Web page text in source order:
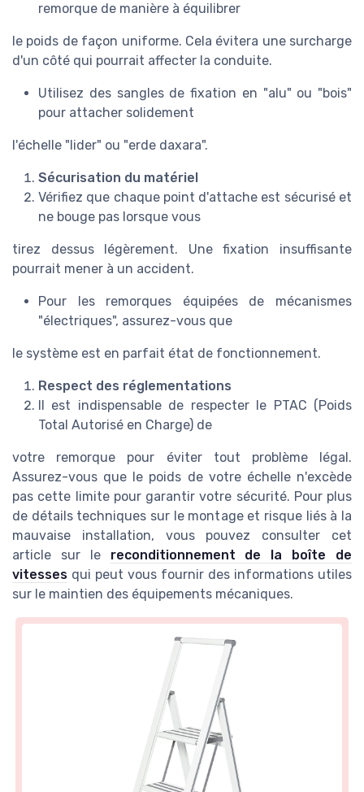
remorque de manière à équilibrer
le poids de façon uniforme. Cela évitera une surcharge
d'un côté qui pourrait affecter la conduite.
Utilisez des sangles de fixation en "alu" ou "bois"
pour attacher solidement
l'échelle "lider" ou "erde daxara".
Sécurisation du matériel
Vérifiez que chaque point d'attache est sécurisé et
ne bouge pas lorsque vous
tirez dessus légèrement. Une fixation insuffisante
pourrait mener à un accident.
Pour les remorques équipées de mécanismes
"électriques", assurez-vous que
le système est en parfait état de fonctionnement.
Respect des réglementations
Il est indispensable de respecter le PTAC (Poids
Total Autorisé en Charge) de
votre remorque pour éviter tout problème légal.
Assurez-vous que le poids de votre échelle n'excède
pas cette limite pour garantir votre sécurité. Pour plus
de détails techniques sur le montage et risque liés à la
mauvaise installation, vous pouvez consulter cet
article sur le reconditionnement de la boîte de
vitesses qui peut vous fournir des informations utiles
sur le maintien des équipements mécaniques.